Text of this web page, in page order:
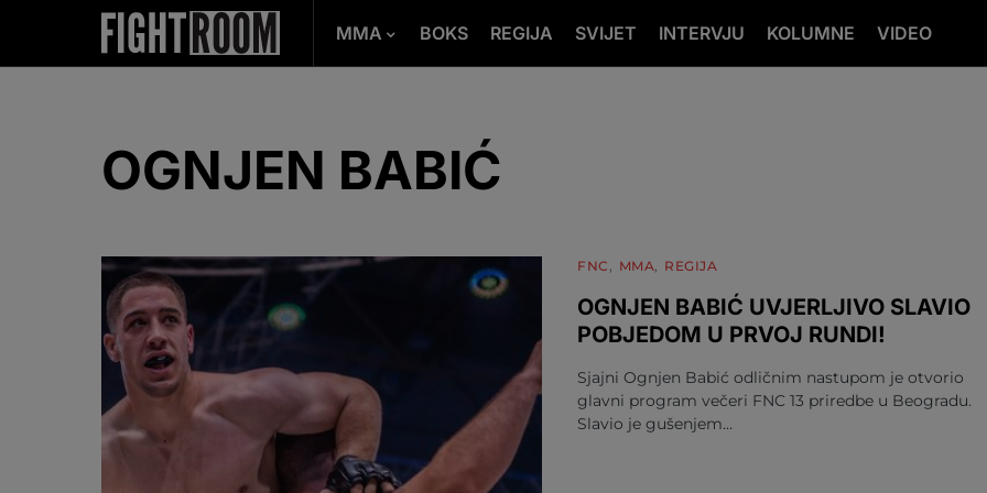
MMA BOKS REGIJA SVIJET INTERVJU KOLUMNE VIDEO
OGNJEN BABIĆ
FNC MMA REGIJA
OGNJEN BABIĆ UVJERLJIVO SLAVIO
POBJEDOM U PRVOJ RUNDI!
Sjajni Ognjen Babić odličnim nastupom je otvorio
glavni program večeri FNC 13 priredbe u Beogradu.
Slavio je gušenjem…